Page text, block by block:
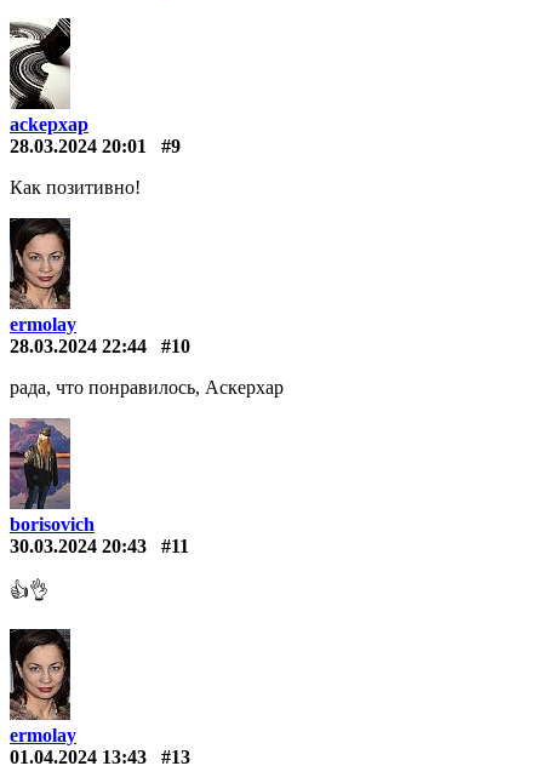
ackepxap
28.03.2024 20:01
#9
Как позитивно!
ermolay
28.03.2024 22:44
#10
рада, что понравилось, Аскерхар
borisovich
30.03.2024 20:43
#11
👍👌
ermolay
01.04.2024 13:43
#13